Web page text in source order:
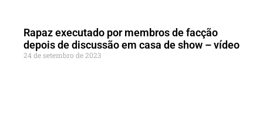
Rapaz executado por membros de facção
depois de discussão em casa de show – vídeo
24 de setembro de 2023